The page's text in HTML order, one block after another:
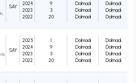
SAY
2024
2023
2022
9
3
20
Dolmadı
Dolmadı
Dolmadı
Dolmadı
Dolmadı
Dolmadı
SAY
2025
2024
2023
2022
1
9
3
20
Dolmadı
Dolmadı
Dolmadı
Dolmadı
Dolmadı
Dolmadı
Dolmadı
Dolmadı